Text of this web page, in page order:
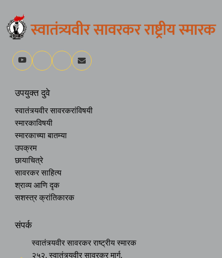
उपयुक्त दुवे
स्वातंत्र्यवीर सावरकरांविषयी
स्मारकाविषयी
स्मारकाच्या बातम्या
उपक्रम
छायाचित्रे
सावरकर साहित्य
श्राव्य आणि दृक
सशस्त्र क्रांतिकारक
संपर्क
स्वातंत्र्यवीर सावरकर राष्ट्रीय स्मारक
२५२, स्वातंत्र्यवीर सावरकर मार्ग,